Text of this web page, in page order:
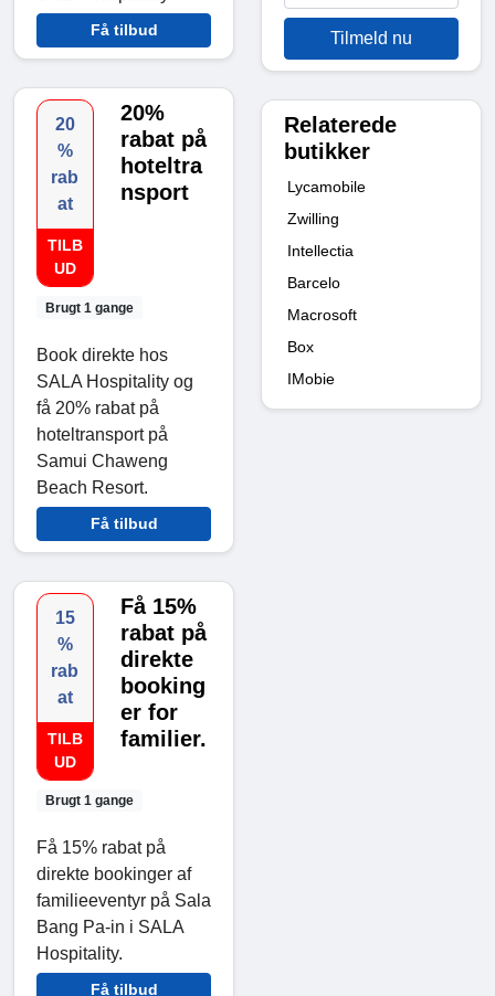
Få tilbud
20
%
rab
at
TILB
UD
Brugt 1 gange
20%
rabat på
hoteltra
nsport
Book direkte hos
SALA Hospitality og
få 20% rabat på
hoteltransport på
Samui Chaweng
Beach Resort.
Få tilbud
15
%
rab
at
TILB
UD
Brugt 1 gange
Få 15%
rabat på
direkte
booking
er for
familier.
Få 15% rabat på
direkte bookinger af
familieeventyr på Sala
Bang Pa-in i SALA
Hospitality.
Få tilbud
Tilmeld nu
Relaterede
butikker
Lycamobile
Zwilling
Intellectia
Barcelo
Macrosoft
Box
IMobie